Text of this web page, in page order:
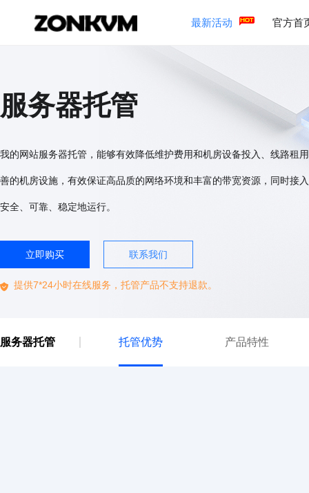
最新活动 官方首
服务器托管
我的网站服务器托管，能够有效降低维护费用和机房设备投入、线路租
善的机房设施，有效保证高品质的网络环境和丰富的带宽资源，同时接
安全、可靠、稳定地运行。
立即购买 联系我们
提供7*24小时在线服务，托管产品不支持退款。
服务器托管 托管优势 产品特性